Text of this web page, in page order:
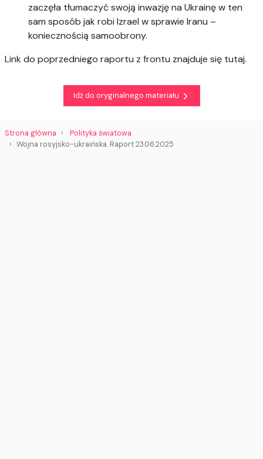
zaczęła tłumaczyć swoją inwazję na Ukrainę w ten
sam sposób jak robi Izrael w sprawie Iranu –
koniecznością samoobrony.
Link do poprzedniego raportu z frontu znajduje się tutaj.
Idź do oryginalnego materiału
Strona główna
Polityka światowa
Wojna rosyjsko-ukraińska. Raport 23.06.2025